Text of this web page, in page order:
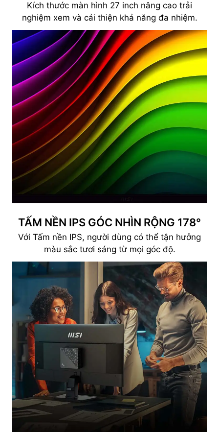
Kích thước màn hình 27 inch nâng cao trải
nghiệm xem và cải thiện khả năng đa nhiệm.
TẤM NỀN IPS GÓC NHÌN RỘNG 178°
Với Tấm nền IPS, người dùng có thể tận hưởng
màu sắc tươi sáng từ mọi góc độ.